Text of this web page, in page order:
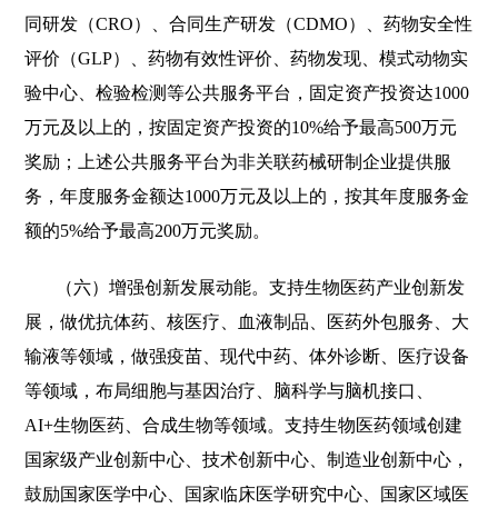
同研发（CRO）、合同生产研发（CDMO）、药物安全性
评价（GLP）、药物有效性评价、药物发现、模式动物实
验中心、检验检测等公共服务平台，固定资产投资达1000
万元及以上的，按固定资产投资的10%给予最高500万元
奖励；上述公共服务平台为非关联药械研制企业提供服
务，年度服务金额达1000万元及以上的，按其年度服务金
额的5%给予最高200万元奖励。
（六）增强创新发展动能。支持生物医药产业创新发
展，做优抗体药、核医疗、血液制品、医药外包服务、大
输液等领域，做强疫苗、现代中药、体外诊断、医疗设备
等领域，布局细胞与基因治疗、脑科学与脑机接口、
AI+生物医药、合成生物等领域。支持生物医药领域创建
国家级产业创新中心、技术创新中心、制造业创新中心，
鼓励国家医学中心、国家临床医学研究中心、国家区域医